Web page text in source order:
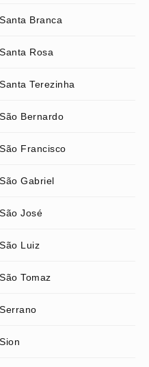
Branca
Rosa
Terezinha
Bernardo
Francisco
Gabriel
José
Luiz
Tomaz